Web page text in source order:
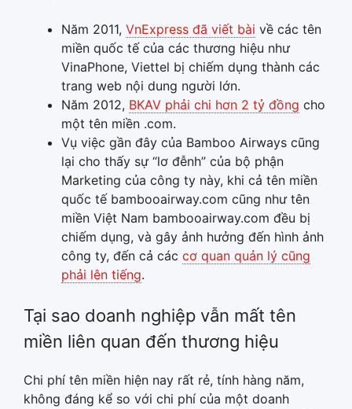
Năm 2011, VnExpress đã viết bài về các tên
miền quốc tế của các thương hiệu như
VinaPhone, Viettel bị chiếm dụng thành các
trang web nội dung người lớn.
Năm 2012, BKAV phải chi hơn 2 tỷ đồng cho
một tên miền .com.
Vụ việc gần đây của Bamboo Airways cũng
lại cho thấy sự “lơ đễnh” của bộ phận
Marketing của công ty này, khi cả tên miền
quốc tế bambooairway.com cũng như tên
miền Việt Nam bambooairway.com đều bị
chiếm dụng, và gây ảnh hưởng đến hình ảnh
công ty, đến cả các cơ quan quản lý cũng
phải lên tiếng.
Tại sao doanh nghiệp vẫn mất tên
miền liên quan đến thương hiệu
Chi phí tên miền hiện nay rất rẻ, tính hàng năm,
không đáng kể so với chi phí của một doanh